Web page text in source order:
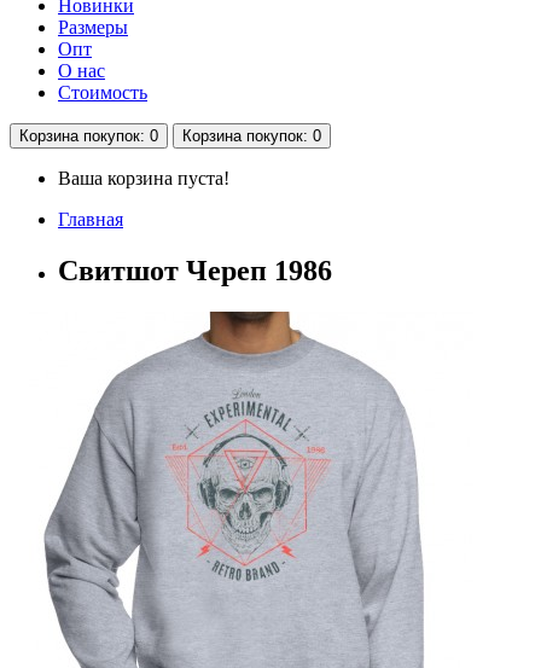
Новинки
Размеры
Опт
О нас
Стоимость
Корзинапокупок: 0 Корзинапокупок: 0
Ваша корзина пуста!
Главная
Свитшот Череп 1986